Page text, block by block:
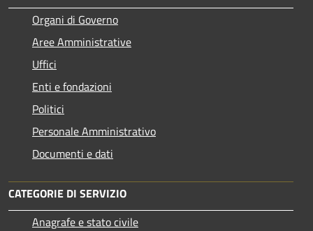
Organi di Governo
Aree Amministrative
Uffici
Enti e fondazioni
Politici
Personale Amministrativo
Documenti e dati
CATEGORIE DI SERVIZIO
Anagrafe e stato civile